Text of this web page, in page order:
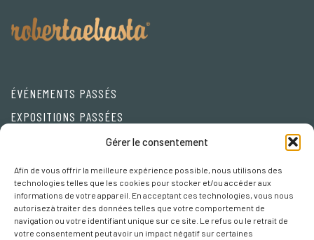
Gérer le consentement
Afin de vous offrir la meilleure expérience possible, nous utilisons des
technologies telles que les cookies pour stocker et/ou accéder aux
informations de votre appareil. En acceptant ces technologies, vous nous
autorisez à traiter des données telles que votre comportement de
navigation ou votre identifiant unique sur ce site. Le refus ou le retrait de
votre consentement peut avoir un impact négatif sur certaines
ÉVÉNEMENTS PASSÉS
EXPOSITIONS PASSÉES
Privacy Policy
Cookie policy
Préférences Cookies